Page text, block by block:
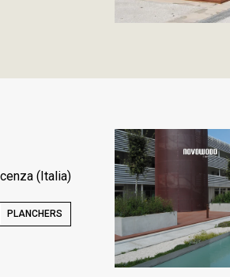
(Italia)
PLANCHERS